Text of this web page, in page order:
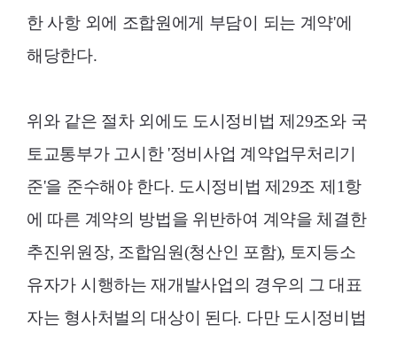
한 사항 외에 조합원에게 부담이 되는 계약'에
해당한다.
위와 같은 절차 외에도 도시정비법 제29조와 국
토교통부가 고시한 '정비사업 계약업무처리기
준'을 준수해야 한다. 도시정비법 제29조 제1항
에 따른 계약의 방법을 위반하여 계약을 체결한
추진위원장, 조합임원(청산인 포함), 토지등소
유자가 시행하는 재개발사업의 경우의 그 대표
자는 형사처벌의 대상이 된다. 다만 도시정비법